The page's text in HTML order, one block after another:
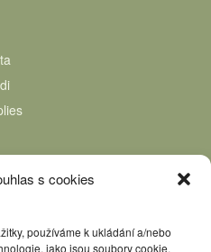
s cookies
používáme k ukládání a/nebo
jako jsou soubory cookie.